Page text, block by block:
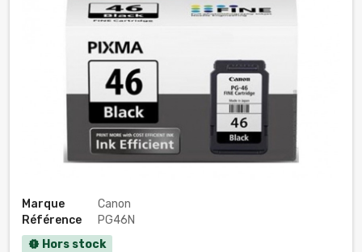
Marque
Canon
Référence
PG46N
new_releases Hors stock